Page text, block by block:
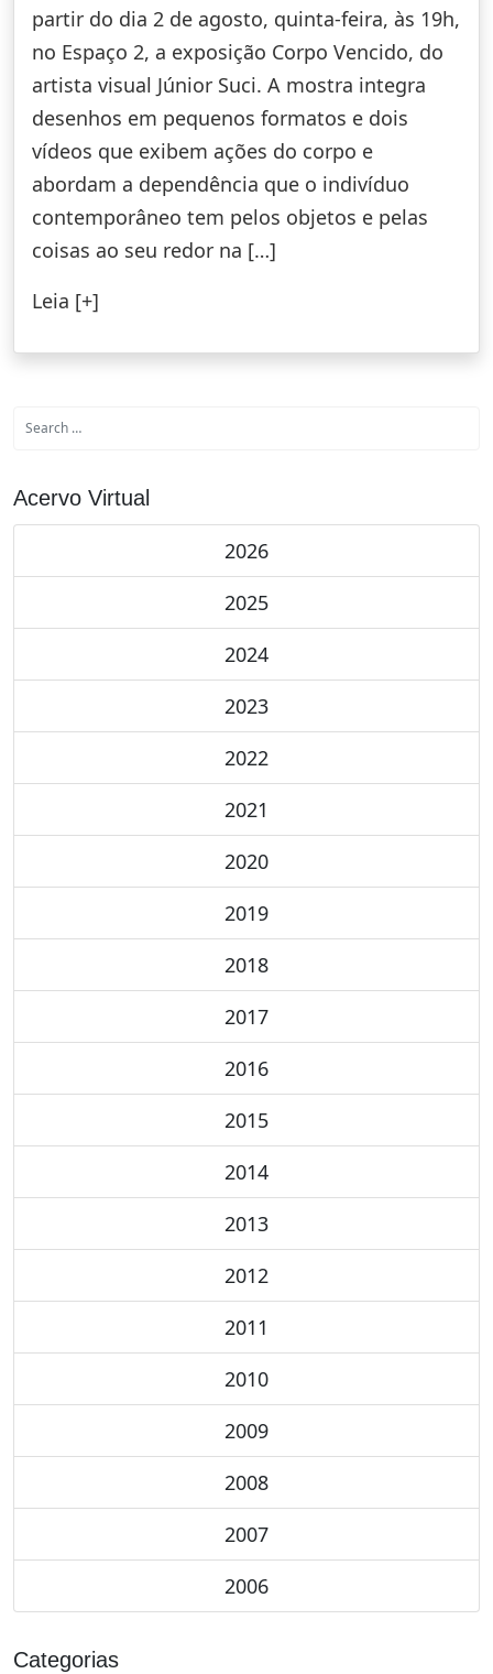
partir do dia 2 de agosto, quinta-feira, às 19h,
no Espaço 2, a exposição Corpo Vencido, do
artista visual Júnior Suci. A mostra integra
desenhos em pequenos formatos e dois
vídeos que exibem ações do corpo e
abordam a dependência que o indivíduo
contemporâneo tem pelos objetos e pelas
coisas ao seu redor na […]
Leia [+]
Acervo Virtual
2026
2025
2024
2023
2022
2021
2020
2019
2018
2017
2016
2015
2014
2013
2012
2011
2010
2009
2008
2007
2006
Categorias